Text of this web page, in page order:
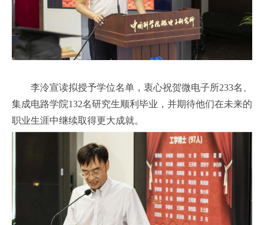
李泠宣读拟授予学位名单，衷心祝贺微电子所233名、
集成电路学院132名研究生顺利毕业，并期待他们在未来的
职业生涯中继续取得更大成就。